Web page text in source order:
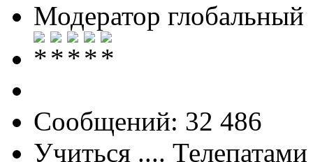
Модератор глобальный
Сообщений: 32 486
Учиться ....